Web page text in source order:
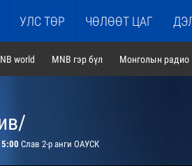
УЛС ТӨР ЧӨЛӨӨТ ЦАГ
world MNB гэр бүл Монголын радио
Слав 2-р анги ОАУСК